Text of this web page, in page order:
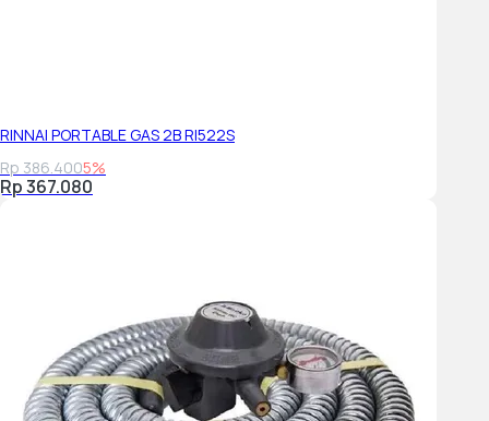
RINNAI PORTABLE GAS 2B RI522S
Rp 386.4005%
Rp 367.080